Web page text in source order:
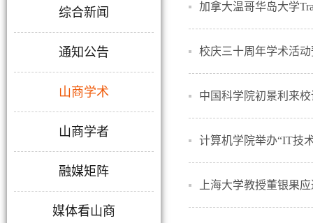
综合新闻
通知公告
山商学术
山商学者
融媒矩阵
媒体看山商
加拿大温哥华岛大学
校庆三十周年学术活
中国科学院初景利来
计算机学院举办“IT技
上海大学教授董银果